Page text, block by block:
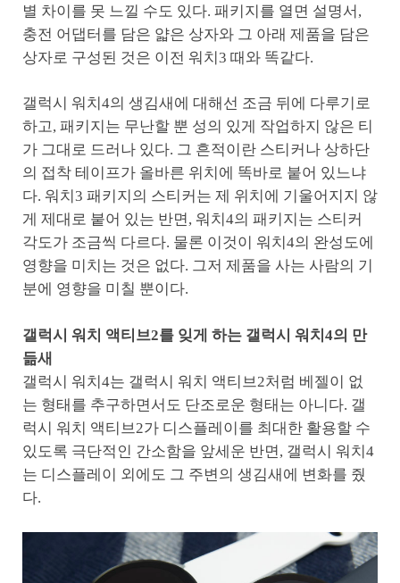
별 차이를 못 느낄 수도 있다. 패키지를 열면 설명서,
충전 어댑터를 담은 얇은 상자와 그 아래 제품을 담은
상자로 구성된 것은 이전 워치3 때와 똑같다.
갤럭시 워치4의 생김새에 대해선 조금 뒤에 다루기로
하고, 패키지는 무난할 뿐 성의 있게 작업하지 않은 티
가 그대로 드러나 있다. 그 흔적이란 스티커나 상하단
의 접착 테이프가 올바른 위치에 똑바로 붙어 있느냐
다. 워치3 패키지의 스티커는 제 위치에 기울어지지 않
게 제대로 붙어 있는 반면, 워치4의 패키지는 스티커
각도가 조금씩 다르다. 물론 이것이 워치4의 완성도에
영향을 미치는 것은 없다. 그저 제품을 사는 사람의 기
분에 영향을 미칠 뿐이다.
갤럭시 워치 액티브2를 잊게 하는 갤럭시 워치4의 만
듦새
갤럭시 워치4는 갤럭시 워치 액티브2처럼 베젤이 없
는 형태를 추구하면서도 단조로운 형태는 아니다. 갤
럭시 워치 액티브2가 디스플레이를 최대한 활용할 수
있도록 극단적인 간소함을 앞세운 반면, 갤럭시 워치4
는 디스플레이 외에도 그 주변의 생김새에 변화를 줬
다.